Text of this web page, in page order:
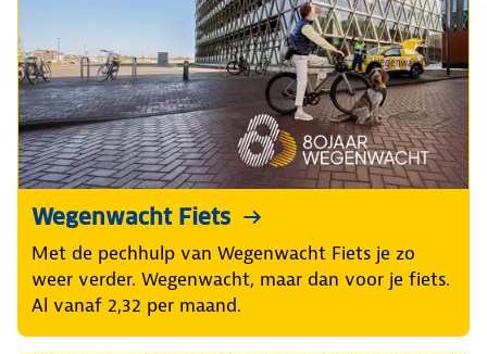
Wegenwacht Fiets
Met de pechhulp van Wegenwacht Fiets je zo
weer verder. Wegenwacht, maar dan voor je fiets.
Al vanaf 2,32 per maand.